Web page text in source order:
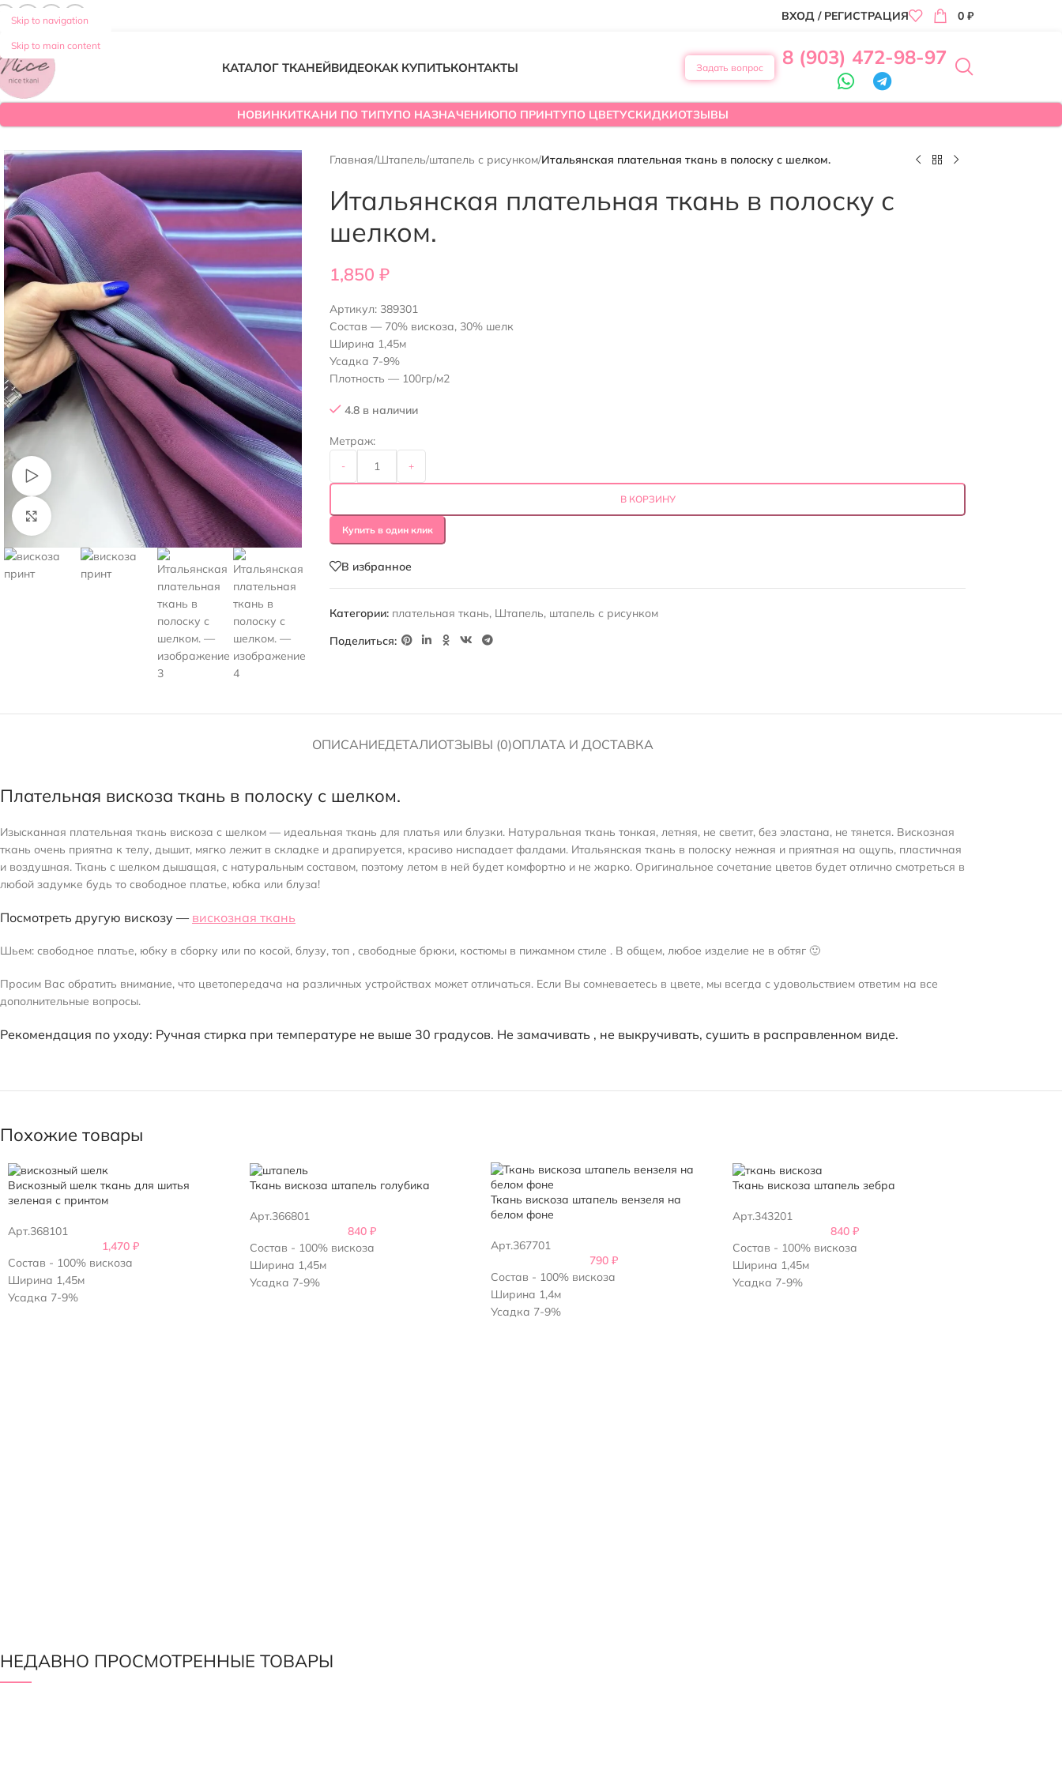
Skip to navigation
Skip to main content
ВХОД / РЕГИСТРАЦИЯ 0 ₽
КАТАЛОГ ТКАНЕЙВИДЕОКАК КУПИТЬКОНТАКТЫ Задать вопрос 8 (903) 472-98-97
НОВИНКИТКАНИ ПО ТИПУПО НАЗНАЧЕНИЮПО ПРИНТУПО ЦВЕТУСКИДКИОТЗЫВЫ
Смотреть видео
Нажмите, чтобы увеличить
Главная/Штапель/штапель с рисунком/Итальянская плательная ткань в полоску с шелком.
Итальянская плательная ткань в полоску с
шелком.
1,850₽
Артикул: 389301
Состав — 70% вискоза, 30% шелк
Ширина 1,45м
Усадка 7-9%
Плотность — 100гр/м2
4.8 в наличии
Метраж:
- +
В КОРЗИНУ
Купить в один клик
В избранное
Категории: плательная ткань, Штапель, штапель с рисунком
Поделиться:
ОПИСАНИЕДЕТАЛИОТЗЫВЫ (0)ОПЛАТА И ДОСТАВКА
Плательная вискоза ткань в полоску с шелком.
Изысканная плательная ткань вискоза с шелком — идеальная ткань для платья или блузки. Натуральная ткань тонкая, летняя, не светит, без эластана, не тянется. Вискозная
ткань очень приятна к телу, дышит, мягко лежит в складке и драпируется, красиво ниспадает фалдами. Итальянская ткань в полоску нежная и приятная на ощупь, пластичная
и воздушная. Ткань с шелком дышащая, с натуральным составом, поэтому летом в ней будет комфортно и не жарко. Оригинальное сочетание цветов будет отлично смотреться в
любой задумке будь то свободное платье, юбка или блуза!
Посмотреть другую вискозу — вискозная ткань
Шьем: свободное платье, юбку в сборку или по косой, блузу, топ , свободные брюки, костюмы в пижамном стиле . В общем, любое изделие не в обтяг 🙂
Просим Вас обратить внимание, что цветопередача на различных устройствах может отличаться. Если Вы сомневаетесь в цвете, мы всегда с удовольствием ответим на все
дополнительные вопросы.
Рекомендация по уходу: Ручная стирка при температуре не выше 30 градусов. Не замачивать , не выкручивать, сушить в расправленном виде.
Похожие товары
Вискозный шелк ткань для шитья
зеленая с принтом
Арт.368101
1,470₽
Состав - 100% вискоза
Ширина 1,45м
Усадка 7-9%
Ткань вискоза штапель голубика
Арт.366801
840₽
Состав - 100% вискоза
Ширина 1,45м
Усадка 7-9%
Ткань вискоза штапель вензеля на
белом фоне
Арт.367701
790 ₽
Состав - 100% вискоза
Ширина 1,4м
Усадка 7-9%
Ткань вискоза штапель зебра
Арт.343201
840₽
Состав - 100% вискоза
Ширина 1,45м
Усадка 7-9%
НЕДАВНО ПРОСМОТРЕННЫЕ ТОВАРЫ